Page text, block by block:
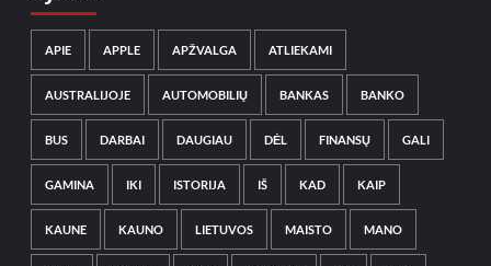
APIE APPLE APŽVALGA ATLIEKAMI
AUSTRALIJOJE AUTOMOBILIŲ BANKAS BANKO
BUS DARBAI DAUGIAU DĖL FINANSŲ GALI
GAMINA IKI ISTORIJA IŠ KAD KAIP
KAUNE KAUNO LIETUVOS MAISTO MANO